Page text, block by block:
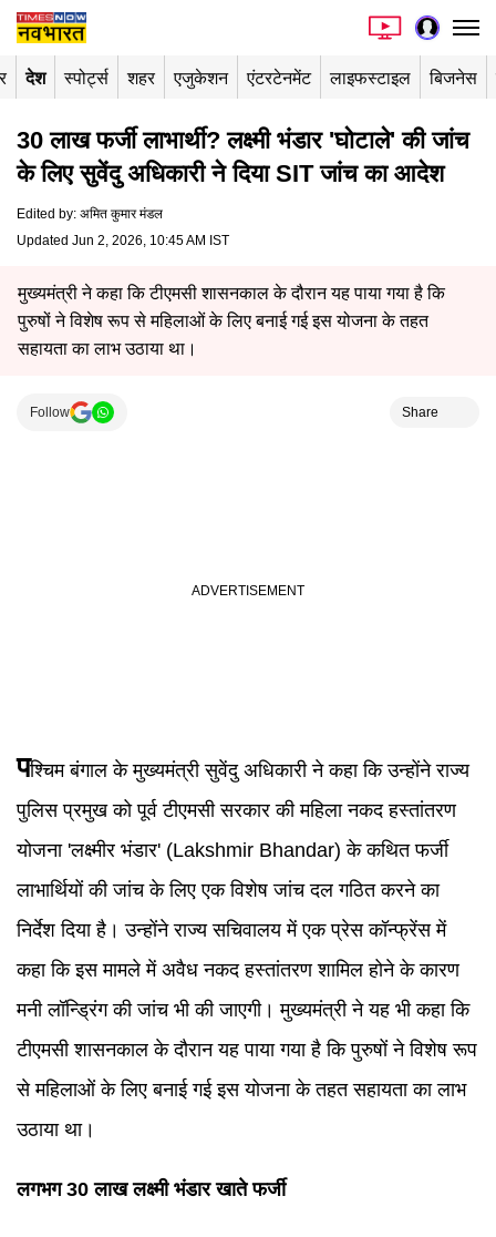
देश स्पोर्ट्स शहर एजुकेशन एंटरटेनमेंट लाइफस्टाइल बिजनेस
30 लाख फर्जी लाभार्थी? लक्ष्मी भंडार 'घोटाले' की जांच
के लिए सुवेंदु अधिकारी ने दिया SIT जांच का आदेश
Edited by: अमित कुमार मंडल
Updated Jun 2, 2026, 10:45 AM IST
मुख्यमंत्री ने कहा कि टीएमसी शासनकाल के दौरान यह पाया गया है कि
पुरुषों ने विशेष रूप से महिलाओं के लिए बनाई गई इस योजना के तहत
सहायता का लाभ उठाया था।
Follow Share
पश्चिम बंगाल के मुख्यमंत्री सुवेंदु अधिकारी ने कहा कि उन्होंने राज्य
पुलिस प्रमुख को पूर्व टीएमसी सरकार की महिला नकद हस्तांतरण
योजना 'लक्ष्मीर भंडार' (Lakshmir Bhandar) के कथित फर्जी
लाभार्थियों की जांच के लिए एक विशेष जांच दल गठित करने का
निर्देश दिया है। उन्होंने राज्य सचिवालय में एक प्रेस कॉन्फ्रेंस में
कहा कि इस मामले में अवैध नकद हस्तांतरण शामिल होने के कारण
मनी लॉन्ड्रिंग की जांच भी की जाएगी। मुख्यमंत्री ने यह भी कहा कि
टीएमसी शासनकाल के दौरान यह पाया गया है कि पुरुषों ने विशेष रूप
से महिलाओं के लिए बनाई गई इस योजना के तहत सहायता का लाभ
उठाया था।
लगभग 30 लाख लक्ष्मी भंडार खाते फर्जी